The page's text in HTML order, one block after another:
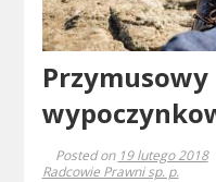
Posted on 19 lutego 2018
Radcowie Prawni sp. p.